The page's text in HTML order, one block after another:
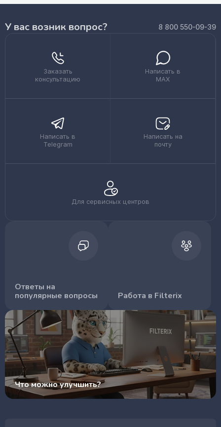
У вас возник вопрос? 8 800 550-09-39
Заказать
консультацию
Написать в
MAX
Написать в
Telegram
Написать на
почту
Для сервисных центров
Ответы на
популярные вопросы
Работа в Filterix
Что можно улучшить?